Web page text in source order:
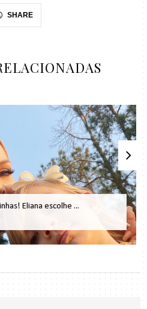
SHARE
Eliana escolhe ...